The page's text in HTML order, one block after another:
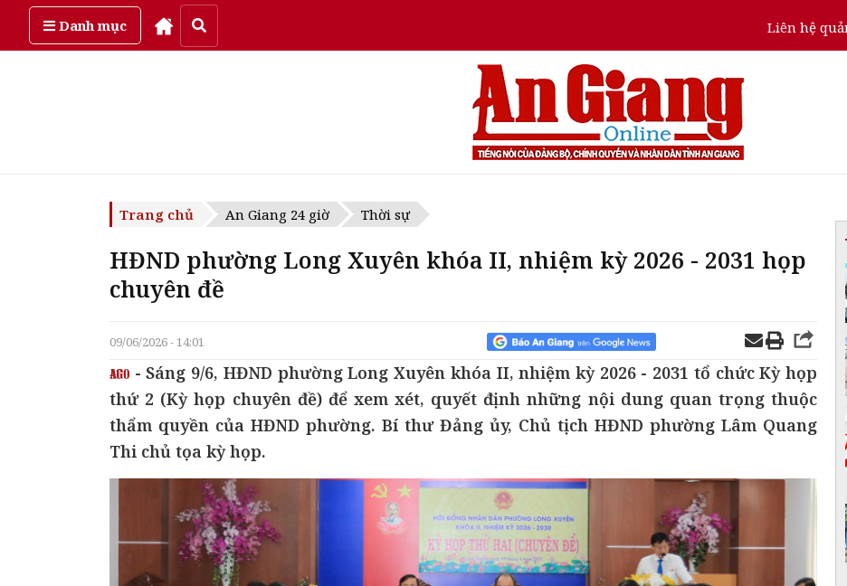
Danh mục Liên hệ
Thứ năm, ngày 6/08/2026
Trang chủ An Giang 24 giờ Thời sự
HĐND phường Long Xuyên khóa II, nhiệm kỳ 2026 - 2031 họp
chuyên đề
09/06/2026 - 14:01
- Sáng 9/6, HĐND phường Long Xuyên khóa II, nhiệm kỳ 2026 - 2031 tổ chức Kỳ họp
thứ 2 (Kỳ họp chuyên đề) để xem xét, quyết định những nội dung quan trọng thuộc
thẩm quyền của HĐND phường. Bí thư Đảng ủy, Chủ tịch HĐND phường Lâm Quang
Thi chủ tọa kỳ họp.